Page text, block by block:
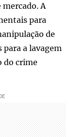
A
para
de
para a lavagem
do crime